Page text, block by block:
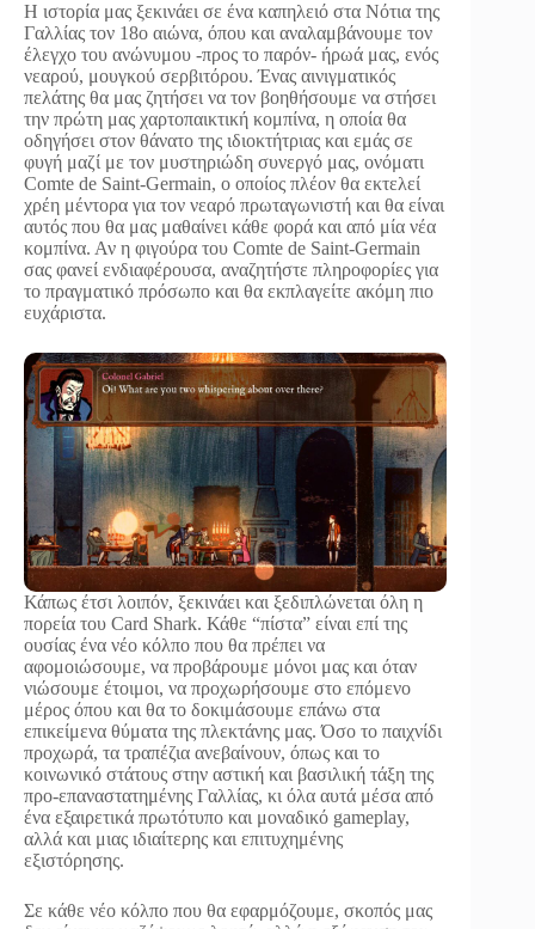
Η ιστορία μας ξεκινάει σε ένα καπηλειό στα Νότια της
Γαλλίας τον 18ο αιώνα, όπου και αναλαμβάνουμε τον
έλεγχο του ανώνυμου -προς το παρόν- ήρωά μας, ενός
νεαρού, μουγκού σερβιτόρου. Ένας αινιγματικός
πελάτης θα μας ζητήσει να τον βοηθήσουμε να στήσει
την πρώτη μας χαρτοπαικτική κομπίνα, η οποία θα
οδηγήσει στον θάνατο της ιδιοκτήτριας και εμάς σε
φυγή μαζί με τον μυστηριώδη συνεργό μας, ονόματι
Comte de Saint-Germain, ο οποίος πλέον θα εκτελεί
χρέη μέντορα για τον νεαρό πρωταγωνιστή και θα είναι
αυτός που θα μας μαθαίνει κάθε φορά και από μία νέα
κομπίνα. Αν η φιγούρα του Comte de Saint-Germain
σας φανεί ενδιαφέρουσα, αναζητήστε πληροφορίες για
το πραγματικό πρόσωπο και θα εκπλαγείτε ακόμη πιο
ευχάριστα.
Κάπως έτσι λοιπόν, ξεκινάει και ξεδιπλώνεται όλη η
πορεία του Card Shark. Κάθε “πίστα” είναι επί της
ουσίας ένα νέο κόλπο που θα πρέπει να
αφομοιώσουμε, να προβάρουμε μόνοι μας και όταν
νιώσουμε έτοιμοι, να προχωρήσουμε στο επόμενο
μέρος όπου και θα το δοκιμάσουμε επάνω στα
επικείμενα θύματα της πλεκτάνης μας. Όσο το παιχνίδι
προχωρά, τα τραπέζια ανεβαίνουν, όπως και το
κοινωνικό στάτους στην αστική και βασιλική τάξη της
προ-επαναστατημένης Γαλλίας, κι όλα αυτά μέσα από
ένα εξαιρετικά πρωτότυπο και μοναδικό gameplay,
αλλά και μιας ιδιαίτερης και επιτυχημένης
εξιστόρησης.
Σε κάθε νέο κόλπο που θα εφαρμόζουμε, σκοπός μας